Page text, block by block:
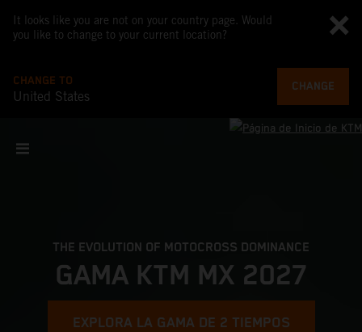
It looks like you are not on your country page. Would
you like to change to your current location?
CHANGE TO
United States
CHANGE
THE EVOLUTION OF MOTOCROSS DOMINANCE
GAMA KTM MX 2027
EXPLORA LA GAMA DE 2 TIEMPOS